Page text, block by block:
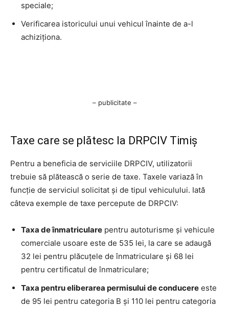
speciale;
Verificarea istoricului unui vehicul înainte de a-l
achiziționa.
– publicitate –
Taxe care se plătesc la DRPCIV Timiș
Pentru a beneficia de serviciile DRPCIV, utilizatorii
trebuie să plătească o serie de taxe. Taxele variază în
funcție de serviciul solicitat și de tipul vehiculului. Iată
câteva exemple de taxe percepute de DRPCIV:
Taxa de înmatriculare pentru autoturisme și vehicule
comerciale usoare este de 535 lei, la care se adaugă
32 lei pentru plăcuțele de înmatriculare și 68 lei
pentru certificatul de înmatriculare;
Taxa pentru eliberarea permisului de conducere este
de 95 lei pentru categoria B și 110 lei pentru categoria